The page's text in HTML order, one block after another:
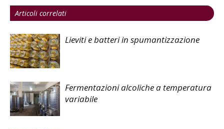
Articoli correlati
Lieviti e batteri in spumantizzazione
Fermentazioni alcoliche a temperatura
variabile